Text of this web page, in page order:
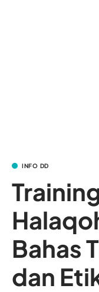
INFO DD
Bahas
dan